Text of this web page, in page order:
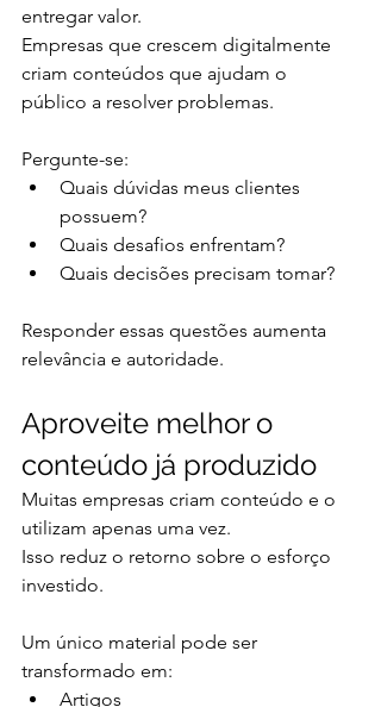
entregar valor.
Empresas que crescem digitalmente
criam conteúdos que ajudam o
público a resolver problemas.
Pergunte-se:
Quais dúvidas meus clientes
possuem?
Quais desafios enfrentam?
Quais decisões precisam tomar?
Responder essas questões aumenta
relevância e autoridade.
Aproveite melhor o
conteúdo já produzido
Muitas empresas criam conteúdo e o
utilizam apenas uma vez.
Isso reduz o retorno sobre o esforço
investido.
Um único material pode ser
transformado em:
Artigos